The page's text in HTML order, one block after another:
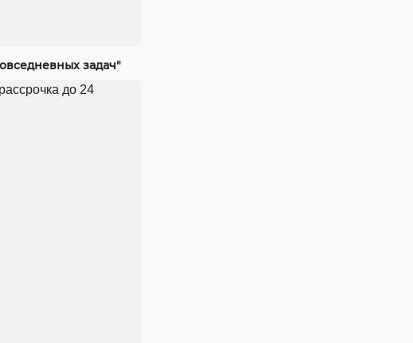
задач"